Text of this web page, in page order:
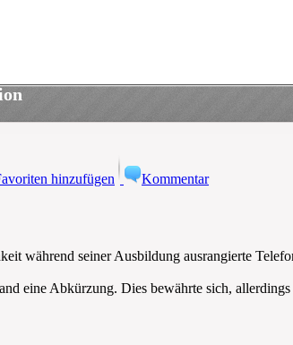
hinzufügen
Kommentar
während seiner Ausbildung ausrangierte
eine Abkürzung. Dies bewährte sich,